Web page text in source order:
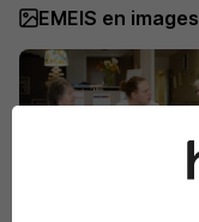
EMEIS en images